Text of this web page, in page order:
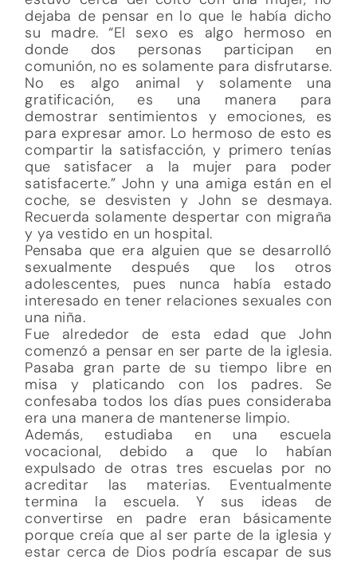
dejaba de pensar en lo que le había dicho
su madre. “El sexo es algo hermoso en
donde dos personas participan en
comunión, no es solamente para disfrutarse.
No es algo animal y solamente una
gratificación, es una manera para
demostrar sentimientos y emociones, es
para expresar amor. Lo hermoso de esto es
compartir la satisfacción, y primero tenías
que satisfacer a la mujer para poder
satisfacerte.” John y una amiga están en el
coche, se desvisten y John se desmaya.
Recuerda solamente despertar con migraña
y ya vestido en un hospital.
Pensaba que era alguien que se desarrolló
sexualmente después que los otros
adolescentes, pues nunca había estado
interesado en tener relaciones sexuales con
una niña.
Fue alrededor de esta edad que John
comenzó a pensar en ser parte de la iglesia.
Pasaba gran parte de su tiempo libre en
misa y platicando con los padres. Se
confesaba todos los días pues consideraba
era una manera de mantenerse limpio.
Además, estudiaba en una escuela
vocacional, debido a que lo habían
expulsado de otras tres escuelas por no
acreditar las materias. Eventualmente
termina la escuela. Y sus ideas de
convertirse en padre eran básicamente
porque creía que al ser parte de la iglesia y
estar cerca de Dios podría escapar de sus